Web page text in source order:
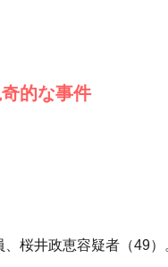
的な事件
桜井政恵容疑者（49）